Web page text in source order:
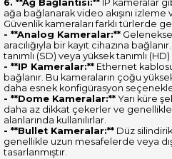
6. **Ağ Bağlantısı:** IP kameralar
ağa bağlanarak video akışını
Güvenlik kameraları farklı türlerde
- **Analog Kameralar:**
aracılığıyla bir kayıt cihazına
tanımlı (SD) veya yüksek tanımlı
- **IP Kameralar:** Ethernet
bağlanır. Bu kameraların çoğu
daha esnek konfigürasyon
- **Dome Kameralar:** Yarı küre
daha az dikkat çekerler ve
alanlarında kullanılırlar.
- **Bullet Kameralar:** Düz
genellikle uzun mesafelerde veya
tasarlanmıştır.